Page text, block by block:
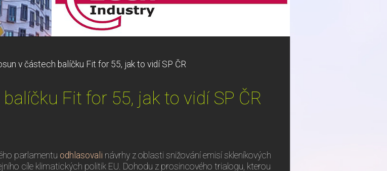
v částech balíčku Fit for 55, jak to vidí SP ČR
Fit for 55, jak to vidí SP ČR
parlamentu odhlasovali návrhy z oblasti snižování emisí skleníkových
cíle klimatických politik EU. Dohodu z prosincového trialogu, kterou